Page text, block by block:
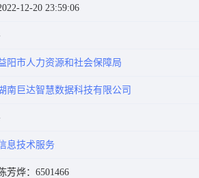
12-20 23:59:06
阳市人力资源和社会保障局
南巨达智慧数据科技有限公司
息技术服务
芳烨：6501466